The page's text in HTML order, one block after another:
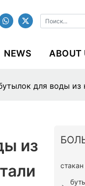
NEWS ABOUT
для воды
из